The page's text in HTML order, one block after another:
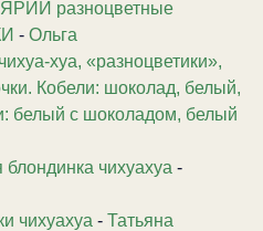
разноцветные
- Ольга
хуа, «разноцветики»,
Кобели: шоколад, белый,
белый с шоколадом, белый
чихуахуа -
чихуахуа - Татьяна